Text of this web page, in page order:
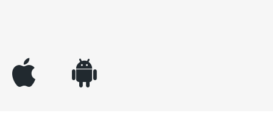
appleinc android